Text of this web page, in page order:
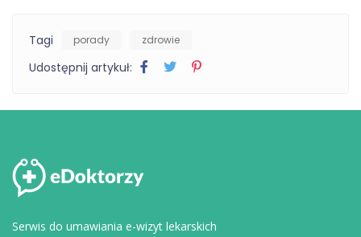
Tagi porady zdrowie
Udostępnij artykuł:
Serwis do umawiania e-wizyt lekarskich